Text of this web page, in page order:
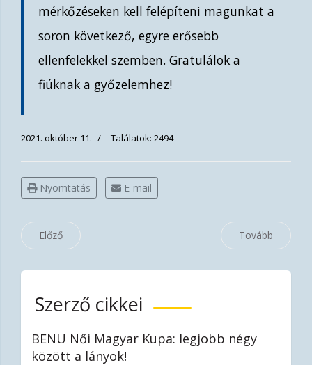
mérkőzéseken kell felépíteni magunkat a
soron következő, egyre erősebb
ellenfelekkel szemben. Gratulálok a
fiúknak a győzelemhez!
2021. október 11. Találatok: 2494
Nyomtatás E-mail
Előző Tovább
Szerző cikkei
BENU Női Magyar Kupa: legjobb négy
között a lányok!